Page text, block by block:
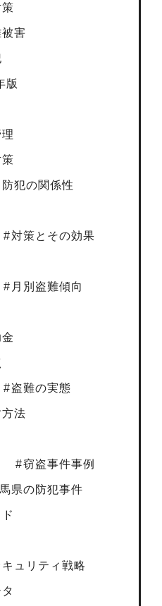
害
版
犯の関係性
対策とその効果
月別盗難傾向
盗難の実態
法
窃盗事件事例
県の防犯事件
ュリティ戦略